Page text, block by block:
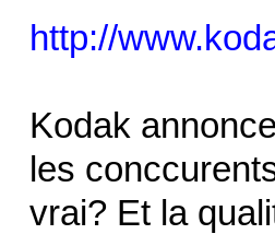
http://
Kodak
les
vrai? Et la